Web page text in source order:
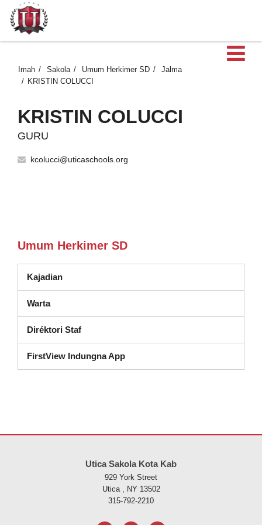
Imah Sakola Umum Herkimer SD
Jalma
KRISTIN COLUCCI
KRISTIN COLUCCI
GURU
kcolucci@uticaschools.org
Umum Herkimer SD
Kajadian
Warta
Diréktori Staf
FirstView Indungna App
Utica Sakola Kota Kab
929 York Street
Utica , NY 13502
315-792-2210